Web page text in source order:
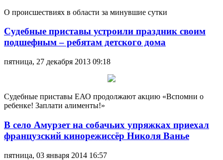
О происшествиях в области за минувшие сутки
Судебные приставы устроили праздник своим
подшефным – ребятам детского дома
пятница, 27 декабря 2013 09:18
Судебные приставы ЕАО продолжают акцию «Вспомни о
ребенке! Заплати алименты!»
В село Амурзет на собачьих упряжках приехал
французский кинорежиссёр Николя Ванье
пятница, 03 января 2014 16:57